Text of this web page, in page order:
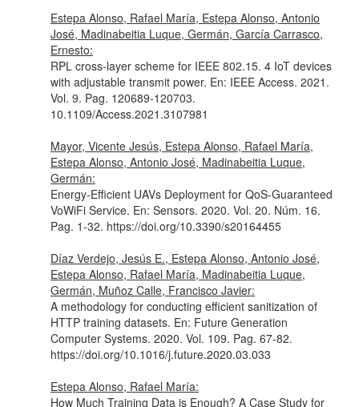
Estepa Alonso, Rafael María, Estepa Alonso, Antonio
José, Madinabeitia Luque, Germán, García Carrasco,
Ernesto:
RPL cross-layer scheme for IEEE 802.15. 4 IoT devices
with adjustable transmit power. En: IEEE Access. 2021.
Vol. 9. Pag. 120689-120703.
10.1109/Access.2021.3107981
Mayor, Vicente Jesús, Estepa Alonso, Rafael María,
Estepa Alonso, Antonio José, Madinabeitia Luque,
Germán:
Energy-Efficient UAVs Deployment for QoS-Guaranteed
VoWiFi Service. En: Sensors. 2020. Vol. 20. Núm. 16.
Pag. 1-32. https://doi.org/10.3390/s20164455
Díaz Verdejo, Jesús E., Estepa Alonso, Antonio José,
Estepa Alonso, Rafael María, Madinabeitia Luque,
Germán, Muñoz Calle, Francisco Javier:
A methodology for conducting efficient sanitization of
HTTP training datasets. En: Future Generation
Computer Systems. 2020. Vol. 109. Pag. 67-82.
https://doi.org/10.1016/j.future.2020.03.033
Estepa Alonso, Rafael María:
How Much Training Data is Enough? A Case Study for